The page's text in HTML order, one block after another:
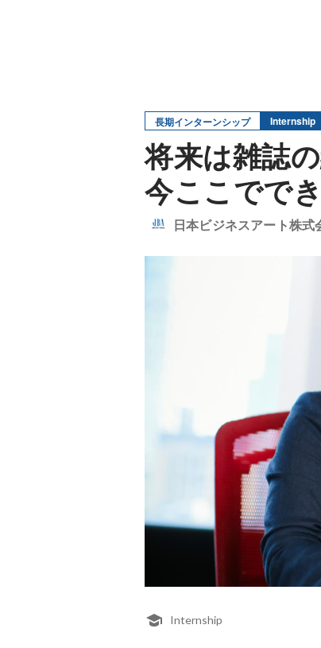
長期インターンシップ Internship
将来は雑誌
今ここででき
日本ビジネスアート株式
Internship